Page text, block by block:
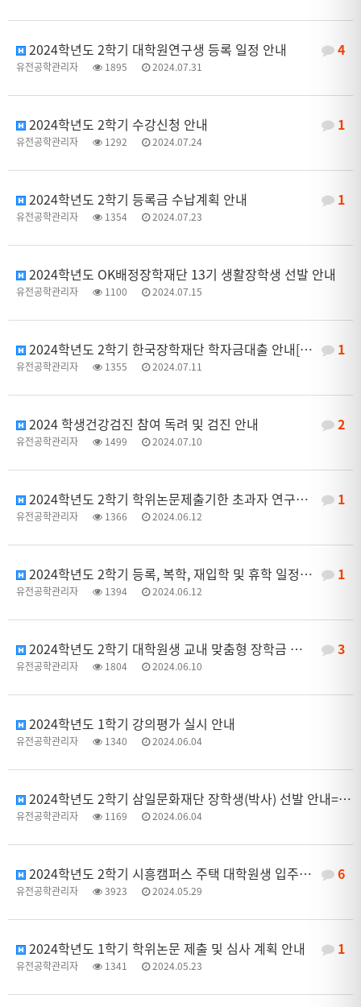
4
2024학년도 2학기 대학원연구생 등록 일정 안내
유전공학관리자 1895 2024.07.31
1
2024학년도 2학기 수강신청 안내
유전공학관리자 1292 2024.07.24
1
2024학년도 2학기 등록금 수납계획 안내
유전공학관리자 1354 2024.07.23
2024학년도 OK배정장학재단 13기 생활장학생 선발 안내
유전공학관리자 1100 2024.07.15
1
2024학년도 2학기 한국장학재단 학자금대출 안내[재학생]
유전공학관리자 1355 2024.07.11
2
2024 학생건강검진 참여 독려 및 검진 안내
유전공학관리자 1499 2024.07.10
1
2024학년도 2학기 학위논문제출기한 초과자 연구생 등록 신청=>2024. 7. 5.(금)까지
유전공학관리자 1366 2024.06.12
1
2024학년도 2학기 등록, 복학, 재입학 및 휴학 일정 안내
유전공학관리자 1394 2024.06.12
3
2024학년도 2학기 대학원생 교내 맞춤형 장학금 신청 안내=> '24.6.17.(월) 18시까지
유전공학관리자 1804 2024.06.10
2024학년도 1학기 강의평가 실시 안내
유전공학관리자 1340 2024.06.04
2024학년도 2학기 삼일문화재단 장학생(박사) 선발 안내=>24.6.20.~7.18.까지
유전공학관리자 1169 2024.06.04
6
2024학년도 2학기 시흥캠퍼스 주택 대학원생 입주자 모집 안내
유전공학관리자 3923 2024.05.29
1
2024학년도 1학기 학위논문 제출 및 심사 계획 안내
유전공학관리자 1341 2024.05.23